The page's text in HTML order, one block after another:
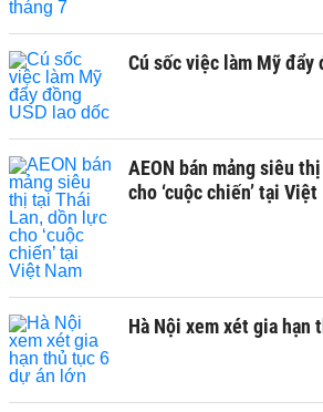
Cú sốc việc làm Mỹ đẩy
AEON bán mảng siêu
cho ‘cuộc chiến’ tại Việt
Hà Nội xem xét gia hạn